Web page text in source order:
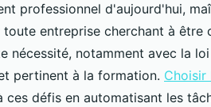
professionnel d'aujourd'hui,
toute entreprise cherchant à
nécessité, notamment avec la
pertinent à la formation. Choisir
ces défis en automatisant les